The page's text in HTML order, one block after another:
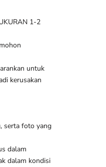
1-2
untuk
kerusakan
serta foto yang
dalam
dalam kondisi